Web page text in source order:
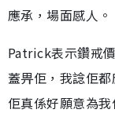
應承，場面感人。
Patrick表示鑽戒
蓋畀佢，我諗佢
佢真係好願意為我